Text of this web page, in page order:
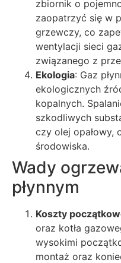
zbiornik o
zaopatrzyć się w
grzewczy, co
wentylacji sieci
związanego z
Ekologia: Gaz
ekologicznych
kopalnych.
szkodliwych
czy olej opałowy,
środowiska.
Wady
płynnym
Koszty
oraz kotła
wysokimi
montaż oraz